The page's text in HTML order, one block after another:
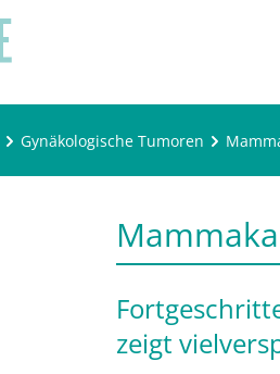
Gynäkologische Tumoren
zeigt